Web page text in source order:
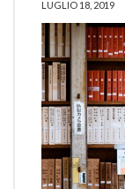
LUGLIO 18, 2019